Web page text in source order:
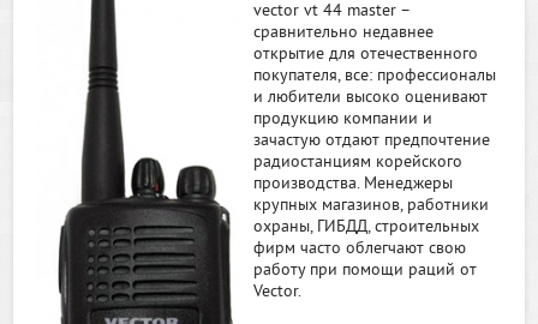
vector vt 44 master –
сравнительно недавнее
открытие для отечественного
покупателя, все: профессионалы
и любители высоко оценивают
продукцию компании и
зачастую отдают предпочтение
радиостанциям корейского
производства. Менеджеры
крупных магазинов, работники
охраны, ГИБДД, строительных
фирм часто облегчают свою
работу при помощи раций от
Vector.